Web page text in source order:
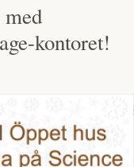
kontoret!